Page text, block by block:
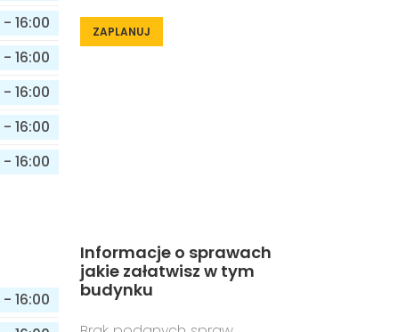
- 16:00
- 16:00
- 16:00
- 16:00
- 16:00
ZAPLANUJ
- 16:00
Informacje o sprawach
jakie załatwisz w tym
budynku